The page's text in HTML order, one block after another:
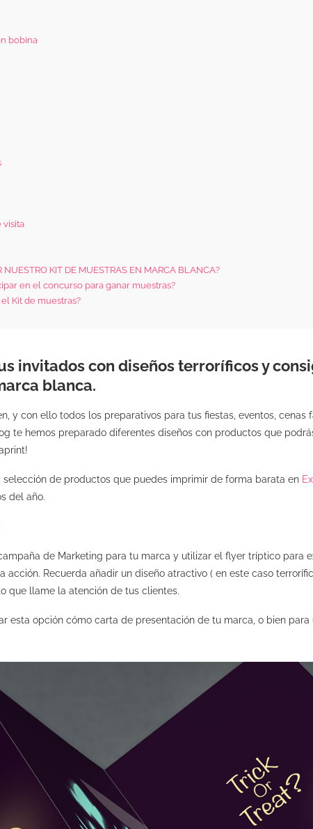
bobina
visita
NUESTRO KIT DE MUESTRAS EN MARCA BLANCA?
en el concurso para ganar muestras?
Kit de muestras?
invitados con diseños terroríficos y
blanca.
y con ello todos los preparativos para tus fiestas, eventos, cenas
te hemos preparado diferentes diseños con productos que
selección de productos que puedes imprimir de forma barata en
del año.
de Marketing para tu marca y utilizar el flyer tríptico para
acción. Recuerda añadir un diseño atractivo ( en este caso
que llame la atención de tus clientes.
esta opción cómo carta de presentación de tu marca, o bien